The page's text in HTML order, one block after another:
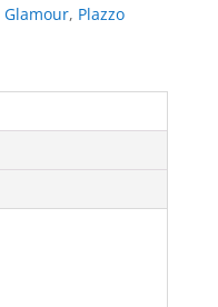
Glamour, Plazzo